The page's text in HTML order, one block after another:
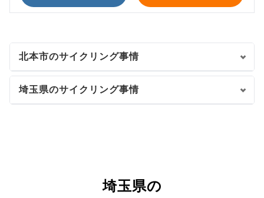
北本市のサイクリング事情
埼玉県のサイクリング事情
埼玉県の